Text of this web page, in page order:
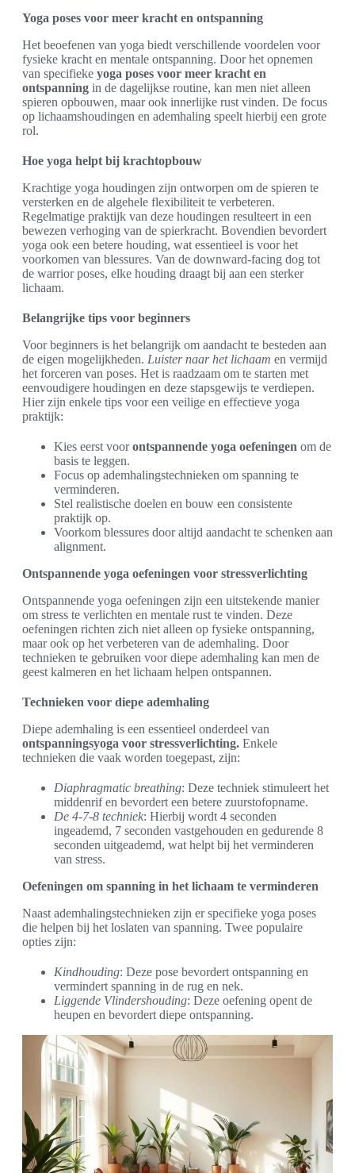
Yoga poses voor meer kracht en ontspanning
Het beoefenen van yoga biedt verschillende voordelen voor
fysieke kracht en mentale ontspanning. Door het opnemen
van specifieke yoga poses voor meer kracht en
ontspanning in de dagelijkse routine, kan men niet alleen
spieren opbouwen, maar ook innerlijke rust vinden. De focus
op lichaamshoudingen en ademhaling speelt hierbij een grote
rol.
Hoe yoga helpt bij krachtopbouw
Krachtige yoga houdingen zijn ontworpen om de spieren te
versterken en de algehele flexibiliteit te verbeteren.
Regelmatige praktijk van deze houdingen resulteert in een
bewezen verhoging van de spierkracht. Bovendien bevordert
yoga ook een betere houding, wat essentieel is voor het
voorkomen van blessures. Van de downward-facing dog tot
de warrior poses, elke houding draagt bij aan een sterker
lichaam.
Belangrijke tips voor beginners
Voor beginners is het belangrijk om aandacht te besteden aan
de eigen mogelijkheden. Luister naar het lichaam en vermijd
het forceren van poses. Het is raadzaam om te starten met
eenvoudigere houdingen en deze stapsgewijs te verdiepen.
Hier zijn enkele tips voor een veilige en effectieve yoga
praktijk:
Kies eerst voorontspannende yoga oefeningen om de
basis te leggen.
Focus op ademhalingstechnieken om spanning te
verminderen.
Stel realistische doelen en bouw een consistente
praktijk op.
Voorkom blessures door altijd aandacht te schenken aan
alignment.
Ontspannende yoga oefeningen voor stressverlichting
Ontspannende yoga oefeningen zijn een uitstekende manier
om stress te verlichten en mentale rust te vinden. Deze
oefeningen richten zich niet alleen op fysieke ontspanning,
maar ook op het verbeteren van de ademhaling. Door
technieken te gebruiken voor diepe ademhaling kan men de
geest kalmeren en het lichaam helpen ontspannen.
Technieken voor diepe ademhaling
Diepe ademhaling is een essentieel onderdeel van
ontspanningsyoga voor stressverlichting. Enkele
technieken die vaak worden toegepast, zijn:
Diaphragmatic breathing: Deze techniek stimuleert het
middenrif en bevordert een betere zuurstofopname.
De 4-7-8 techniek: Hierbij wordt 4 seconden
ingeademd, 7 seconden vastgehouden en gedurende 8
seconden uitgeademd, wat helpt bij het verminderen
van stress.
Oefeningen om spanning in het lichaam te verminderen
Naast ademhalingstechnieken zijn er specifieke yoga poses
die helpen bij het loslaten van spanning. Twee populaire
opties zijn:
Kindhouding: Deze pose bevordert ontspanning en
vermindert spanning in de rug en nek.
Liggende Vlindershouding: Deze oefening opent de
heupen en bevordert diepe ontspanning.